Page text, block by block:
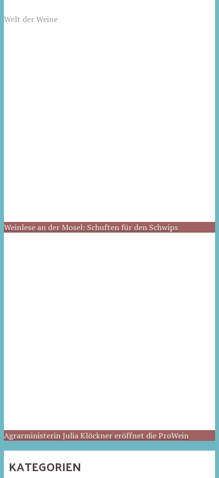
Welt der Weine
Weinlese an der Mosel: Schuften für den Schwips
Agrarministerin Julia Klöckner eröffnet die ProWein
KATEGORIEN